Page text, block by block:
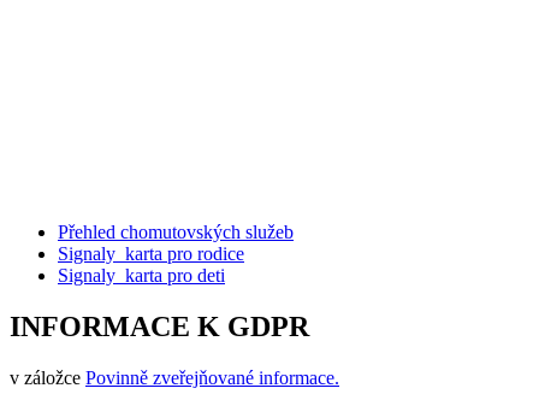
Přehled chomutovských služeb
Signaly_karta pro rodice
Signaly_karta pro deti
INFORMACE K GDPR
v záložce Povinně zveřejňované informace.